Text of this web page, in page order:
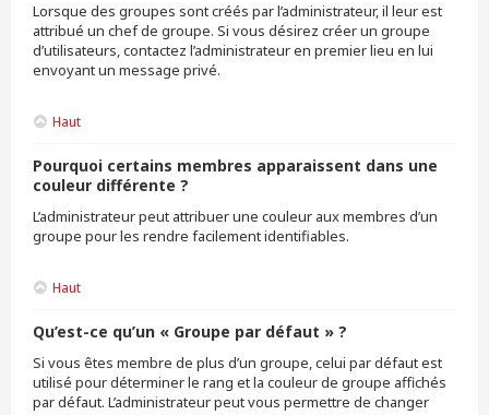
Lorsque des groupes sont créés par l’administrateur, il leur est
attribué un chef de groupe. Si vous désirez créer un groupe
d’utilisateurs, contactez l’administrateur en premier lieu en lui
envoyant un message privé.
Haut
Pourquoi certains membres apparaissent dans une
couleur différente ?
L’administrateur peut attribuer une couleur aux membres d’un
groupe pour les rendre facilement identifiables.
Haut
Qu’est-ce qu’un « Groupe par défaut » ?
Si vous êtes membre de plus d’un groupe, celui par défaut est
utilisé pour déterminer le rang et la couleur de groupe affichés
par défaut. L’administrateur peut vous permettre de changer